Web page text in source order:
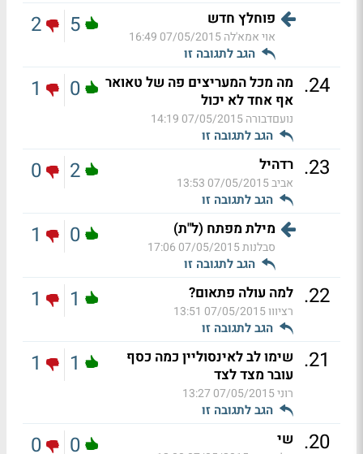
פוחלץ חדש
אוי אמא'לה07/05/2015 16:49
הגב לתגובה זו
5
2
24
. מה מכל המעריצים פה של טאואר
אף אחד לא יכול
נועםדבורה07/05/2015 14:19
הגב לתגובה זו
0
1
23
. רדהיל
אביב07/05/2015 13:53
הגב לתגובה זו
2
0
מילת מפתח (ל"ת)
סבלנות07/05/2015 17:06
הגב לתגובה זו
0
1
22
. למה עולה פתאום?
רציווו07/05/2015 13:51
הגב לתגובה זו
1
1
21
. שימו לב לאינסוליין כמה כסף
עובר מצד לצד
רוני07/05/2015 13:27
הגב לתגובה זו
1
1
20
. שי 0
0